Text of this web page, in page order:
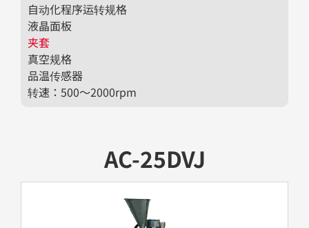
自动化程序运转规格
液晶面板
夹套
真空规格
品温传感器
转速：500～2000rpm
AC-25DVJ